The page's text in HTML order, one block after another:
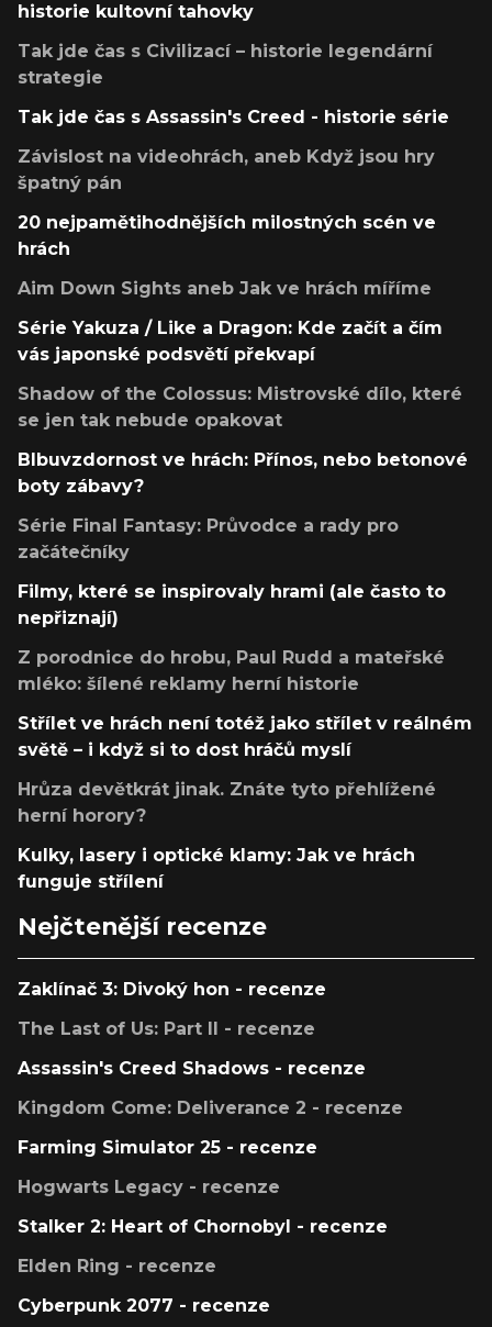
historie kultovní tahovky
Tak jde čas s Civilizací – historie legendární
strategie
Tak jde čas s Assassin's Creed - historie série
Závislost na videohrách, aneb Když jsou hry
špatný pán
20 nejpamětihodnějších milostných scén ve
hrách
Aim Down Sights aneb Jak ve hrách míříme
Série Yakuza / Like a Dragon: Kde začít a čím
vás japonské podsvětí překvapí
Shadow of the Colossus: Mistrovské dílo, které
se jen tak nebude opakovat
Blbuvzdornost ve hrách: Přínos, nebo betonové
boty zábavy?
Série Final Fantasy: Průvodce a rady pro
začátečníky
Filmy, které se inspirovaly hrami (ale často to
nepřiznají)
Z porodnice do hrobu, Paul Rudd a mateřské
mléko: šílené reklamy herní historie
Střílet ve hrách není totéž jako střílet v reálném
světě – i když si to dost hráčů myslí
Hrůza devětkrát jinak. Znáte tyto přehlížené
herní horory?
Kulky, lasery i optické klamy: Jak ve hrách
funguje střílení
Nejčtenější recenze
Zaklínač 3: Divoký hon - recenze
The Last of Us: Part II - recenze
Assassin's Creed Shadows - recenze
Kingdom Come: Deliverance 2 - recenze
Farming Simulator 25 - recenze
Hogwarts Legacy - recenze
Stalker 2: Heart of Chornobyl - recenze
Elden Ring - recenze
Cyberpunk 2077 - recenze